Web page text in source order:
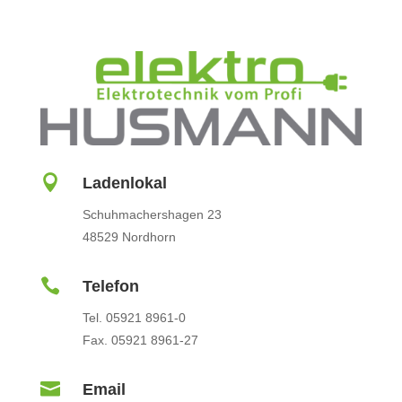
 Ladenlokal
Schuhmachershagen 23
48529 Nordhorn
 Telefon
Tel. 05921 8961-0
Fax. 05921 8961-27
 Email